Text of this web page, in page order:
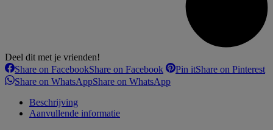
Deel dit met je vrienden!
Share on FacebookShare on Facebook Pin itShare on Pinterest
Share on WhatsAppShare on WhatsApp
Beschrijving
Aanvullende informatie